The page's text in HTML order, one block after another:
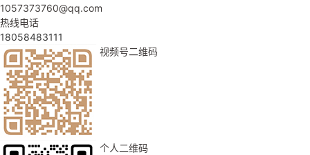
1057373760@qq.com
热线电话
18058483111
视频号二维码
个人二维码